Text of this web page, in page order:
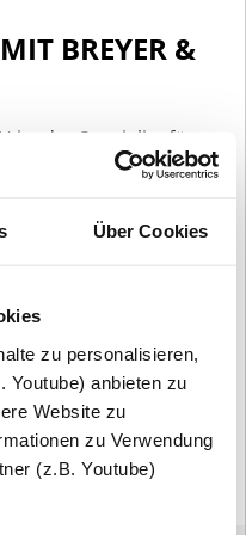
Über Cookies
zu personalisieren,
Youtube) anbieten zu
Website zu
zu Verwendung
(z.B. Youtube)
BREYER &
ist der Spezialist für
Häuser im
liegt uns der
Bauprojekt. Hier
selbst von der
überzeugen.